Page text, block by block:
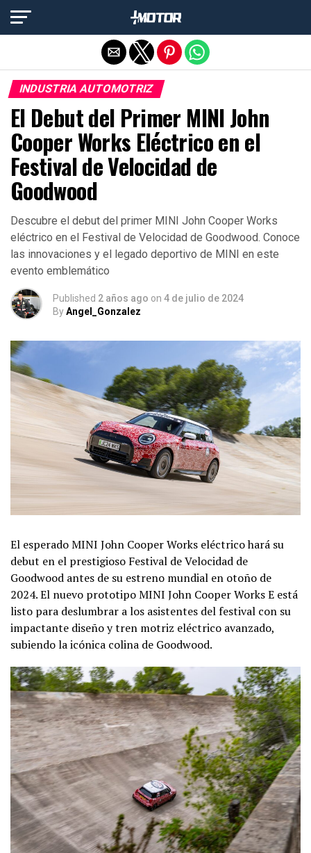
INDUSTRIA AUTOMOTRIZ
El Debut del Primer MINI John
Cooper Works Eléctrico en el
Festival de Velocidad de
Goodwood
Descubre el debut del primer MINI John Cooper Works
eléctrico en el Festival de Velocidad de Goodwood. Conoce
las innovaciones y el legado deportivo de MINI en este
evento emblemático
Published 2 años ago on 4 de julio de 2024
ByAngel_Gonzalez
El esperado MINI John Cooper Works eléctrico hará su
debut en el prestigioso Festival de Velocidad de
Goodwood antes de su estreno mundial en otoño de
2024. El nuevo prototipo MINI John Cooper Works E está
listo para deslumbrar a los asistentes del festival con su
impactante diseño y tren motriz eléctrico avanzado,
subiendo la icónica colina de Goodwood.
Salir de la versión móvil